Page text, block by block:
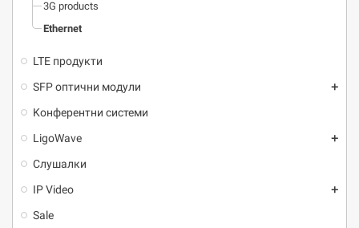
3G products
Ethernet
LTE продукти
SFP оптични модули
add
Kонферентни системи
LigoWave
add
Слушалки
IP Video
add
Sale